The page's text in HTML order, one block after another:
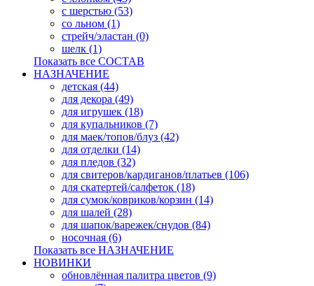
с шерстью (53)
со льном (1)
стрейч/эластан (0)
шелк (1)
Показать все СОСТАВ
НАЗНАЧЕНИЕ
детская (44)
для декора (49)
для игрушек (18)
для купальников (7)
для маек/топов/блуз (42)
для отделки (14)
для пледов (32)
для свитеров/кардиганов/платьев (106)
для скатертей/салфеток (18)
для сумок/ковриков/корзин (14)
для шалей (28)
для шапок/варежек/снудов (84)
носочная (6)
Показать все НАЗНАЧЕНИЕ
НОВИНКИ
обновлённая палитра цветов (9)